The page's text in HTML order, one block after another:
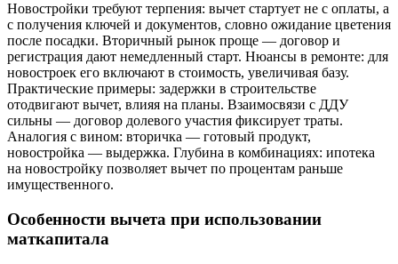
Новостройки требуют терпения: вычет стартует не с оплаты, а
с получения ключей и документов, словно ожидание цветения
после посадки. Вторичный рынок проще — договор и
регистрация дают немедленный старт. Нюансы в ремонте: для
новостроек его включают в стоимость, увеличивая базу.
Практические примеры: задержки в строительстве
отодвигают вычет, влияя на планы. Взаимосвязи с ДДУ
сильны — договор долевого участия фиксирует траты.
Аналогия с вином: вторичка — готовый продукт,
новостройка — выдержка. Глубина в комбинациях: ипотека
на новостройку позволяет вычет по процентам раньше
имущественного.
Особенности вычета при использовании
маткапитала